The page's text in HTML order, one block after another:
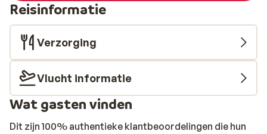
Reisinformatie
Verzorging
Vlucht informatie
Wat gasten vinden
Dit zijn 100% authentieke klantbeoordelingen die hun